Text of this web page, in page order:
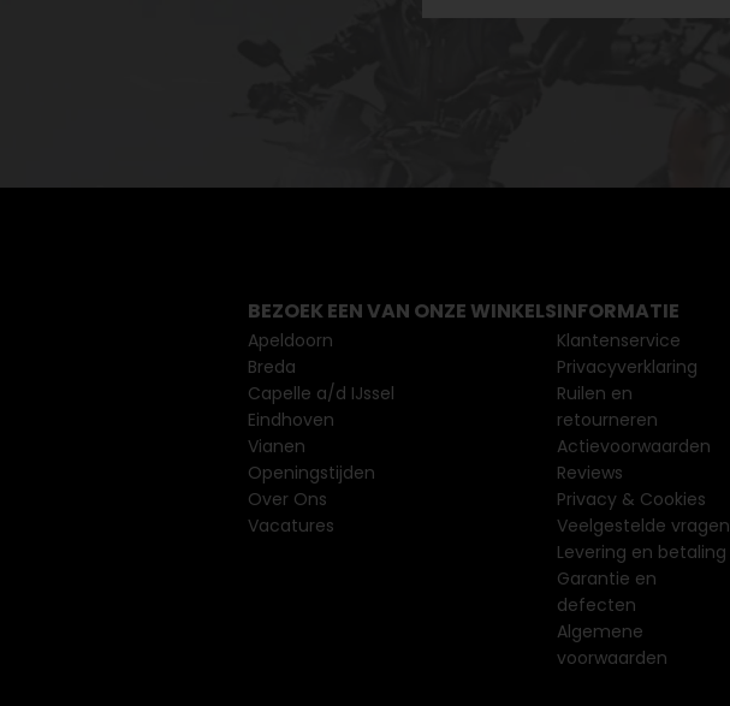
BEZOEK EEN VAN ONZE WINKELS
Apeldoorn
Breda
Capelle a/d IJssel
Eindhoven
Vianen
Openingstijden
Over Ons
Vacatures
INFORMATIE
Klantenservice
Privacyverklaring
Ruilen en
retourneren
Actievoorwaarden
Reviews
Privacy & Cookies
Veelgestelde vragen
Levering en betaling
Garantie en
defecten
Algemene
voorwaarden